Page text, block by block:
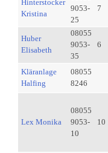
Hinterstocker
Kristina
9053-
25
7
Huber
Elisabeth
08055
9053-
35
6
Kläranlage
Halfing
08055
8246
Lex Monika
08055
9053-
10
10